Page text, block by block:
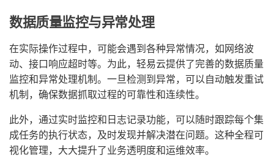
数据质量监控与异常处理
在实际操作过程中，可能会遇到各种异常情况，如网络波
动、接口响应超时等。为此，轻易云提供了完善的数据质量
监控和异常处理机制。一旦检测到异常，可以自动触发重试
机制，确保数据抓取过程的可靠性和连续性。
此外，通过实时监控和日志记录功能，可以随时跟踪每个集
成任务的执行状态，及时发现并解决潜在问题。这种全程可
视化管理，大大提升了业务透明度和运维效率。